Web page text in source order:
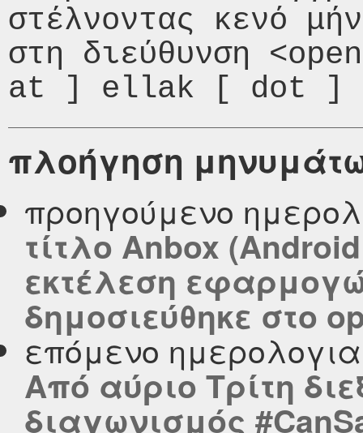
στέλνοντας κενό
στη διεύθυνση
πλοήγηση
προηγούμενο
τίτλο Anbox
εκτέλεση
δημοσιεύθηκε στο
επόμενο
Από αύριο Τρίτη
διαγωνισμός